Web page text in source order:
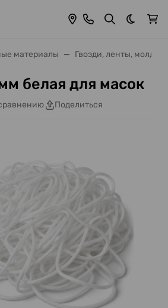
Темная
материалы Гвозди, ленты,
белая для масок
Поделиться